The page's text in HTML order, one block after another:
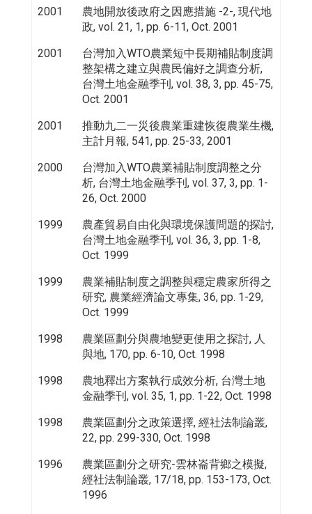
2001
農地開放後政府之因應措施 -2-, 現代地
政, vol. 21, 1, pp. 6-11, Oct. 2001
2001
台灣加入WTO農業短中長期補貼制度調
整架構之建立與農民偏好之調查分析,
台灣土地金融季刊, vol. 38, 3, pp. 45-75,
Oct. 2001
2001
推動九二一災後農業重建恢復農業生機,
主計月報, 541, pp. 25-33, 2001
2000
台灣加入WTO農業補貼制度調整之分
析, 台灣土地金融季刊, vol. 37, 3, pp. 1-
26, Oct. 2000
1999
農產貿易自由化與環境保護問題的探討,
台灣土地金融季刊, vol. 36, 3, pp. 1-8,
Oct. 1999
1999
農業補貼制度之調整與穩定農家所得之
研究, 農業經濟論文專集, 36, pp. 1-29,
Oct. 1999
1998
農業區劃分與農地變更使用之探討, 人
與地, 170, pp. 6-10, Oct. 1998
1998
農地釋出方案執行成效分析, 台灣土地
金融季刊, vol. 35, 1, pp. 1-22, Oct. 1998
1998
農業區劃分之政策選擇, 經社法制論叢,
22, pp. 299-330, Oct. 1998
1996
農業區劃分之研究-雲林崙背鄉之模擬,
經社法制論叢, 17/18, pp. 153-173, Oct.
1996